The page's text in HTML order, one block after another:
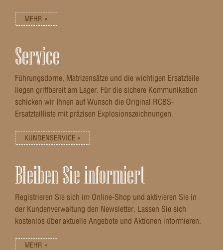
MEHR »
Service
Führungsdorne, Matrizensätze und die wichtigen Ersatzteile
liegen griffbereit am Lager. Für die sichere Kommunikation
schicken wir Ihnen auf Wunsch die Original RCBS-
Ersatzteilliste mit präzisen Explosionszeichnungen.
KUNDENSERVICE »
Bleiben Sie informiert
Registrieren Sie sich im Online-Shop und aktivieren Sie in
der Kundenverwaltung den Newsletter. Lassen Sie sich
kostenlos über aktuelle Angebote und Aktionen informieren.
MEHR »